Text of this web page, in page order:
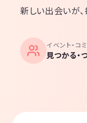
新しい出会いが、
イベント・コ
見つかる・